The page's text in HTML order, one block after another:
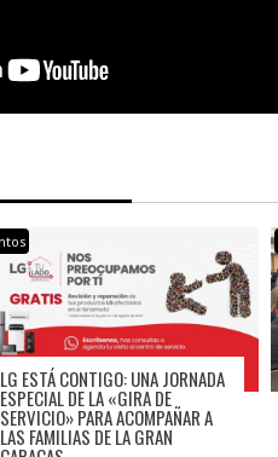
LG ESTÁ CONTIGO: UNA JORNADA
ESPECIAL DE LA «GIRA DE
SERVICIO» PARA ACOMPAÑAR A
LAS FAMILIAS DE LA GRAN